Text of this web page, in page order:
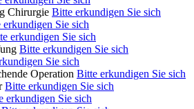
Chirurgie Bitte erkundigen Sie sich
erkundigen Sie sich
erkundigen Sie sich
Bitte erkundigen Sie sich
Sie sich
Operation Bitte erkundigen Sie sich
Bitte erkundigen Sie sich
erkundigen Sie sich